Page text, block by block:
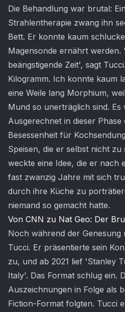
Die Behandlung war brutal:
Strahlentherapie zwang ihn
Bett. Er konnte kaum
Magensonde ernährt werden.
beängstigende Zeit', sagt
Kilogramm. Ich konnte kaum
eine Weile lang Morphium,
Mund so unerträglich sind.
Ausgerechnet in dieser
Besessenheit für
Speisen, die er selbst nicht
weckte eine Idee, die er nach
fast zwanzig Jahre mit sich
durch ihre Küche zu
niemand so gemacht hatte.
Von CNN zu Nat Geo: Der
Noch während der Genesung
Tucci. Er präsentierte sein
zu, und ab 2021 lief 'Stanley
Italy'. Das Format schlug ein.
Auszeichnungen in Folge als
Fiction-Format folgten. Tucci